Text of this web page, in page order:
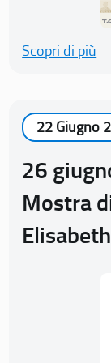
Scopri di più
22 Giugno
26
Mostra